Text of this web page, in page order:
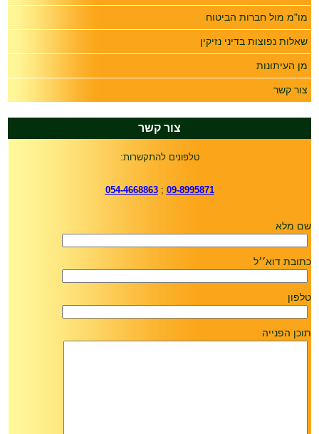
מו"מ מול חברות הביטוח
שאלות נפוצות בדיני נזיקין
מן העיתונות
צור קשר
צור קשר
טלפונים להתקשרות:
09-8995871
;
054-4668863
שם מלא
כתובת דוא׳׳ל
טלפון
תוכן הפנייה